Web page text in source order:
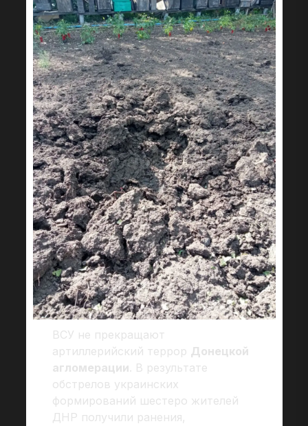
ВСУ не прекращают
артиллерийский террор Донецкой
агломерации. В результате
обстрелов украинских
формирований шестеро жителей
ДНР получили ранения,